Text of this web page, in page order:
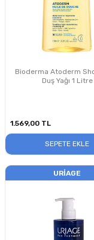
Bioderma Atoderm
Duş Yağı 1 Litre
1.569,00 TL
SEPETE EKLE
URIAGE